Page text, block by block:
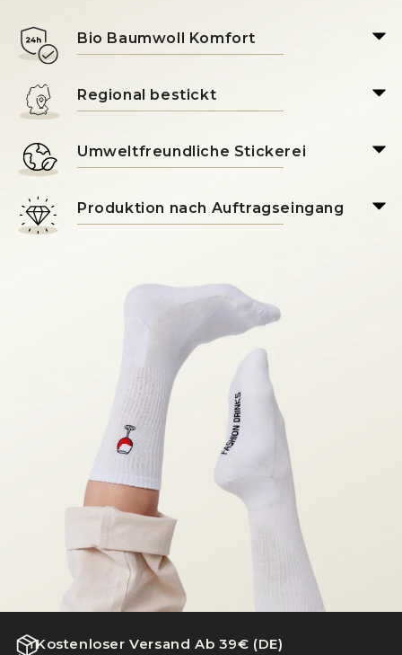
Bio Baumwoll Komfort
Regional bestickt
Umweltfreundliche Stickerei
Produktion nach Auftragseingang
Kostenloser Versand Ab 39€ (DE)